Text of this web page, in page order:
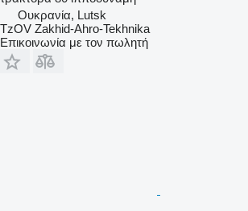
Ουκρανία, Lutsk
TzOV Zakhid-Ahro-Tekhnika
Επικοινωνία με τον πωλητή